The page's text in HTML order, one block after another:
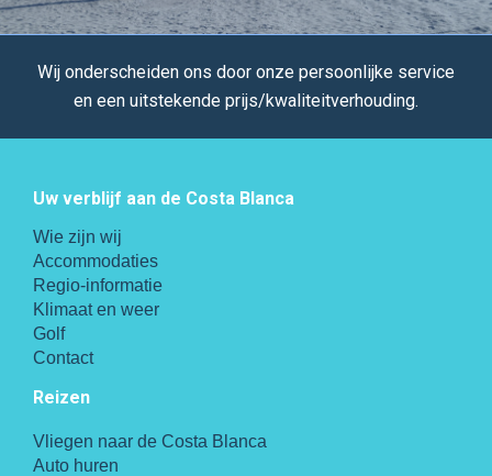
Wij onderscheiden ons door onze persoonlijke service
en een uitstekende prijs/kwaliteitverhouding.
Uw verblijf aan de Costa Blanca
Wie zijn wij
Accommodaties
Regio-informatie
Klimaat en weer
Golf
Contact
Reizen
Vliegen naar de Costa Blanca
Auto huren